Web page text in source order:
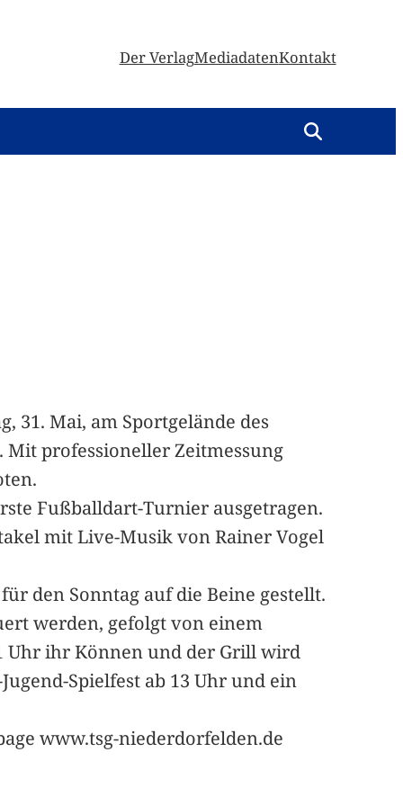
Der VerlagMediadatenKontakt
31. Mai, am Sportgelände des
Mit professioneller Zeitmessung
Fußballdart-Turnier ausgetragen.
mit Live-Musik von Rainer Vogel
den Sonntag auf die Beine gestellt.
werden, gefolgt von einem
Uhr ihr Können und der Grill wird
Spielfest ab 13 Uhr und ein
www.tsg-niederdorfelden.de